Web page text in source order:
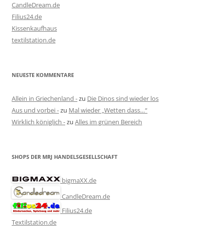
CandleDream.de
Filius24.de
Kissenkaufhaus
textilstation.de
NEUESTE KOMMENTARE
Allein in Griechenland -zu Die Dinos sind wieder los
Aus und vorbei -zu Mal wieder „Wetten dass…“
Wirklich königlich -zu Alles im grünen Bereich
SHOPS DER MRJ HANDELSGESELLSCHAFT
bigmaXX.de
CandleDream.de
Filius24.de
Textilstation.de